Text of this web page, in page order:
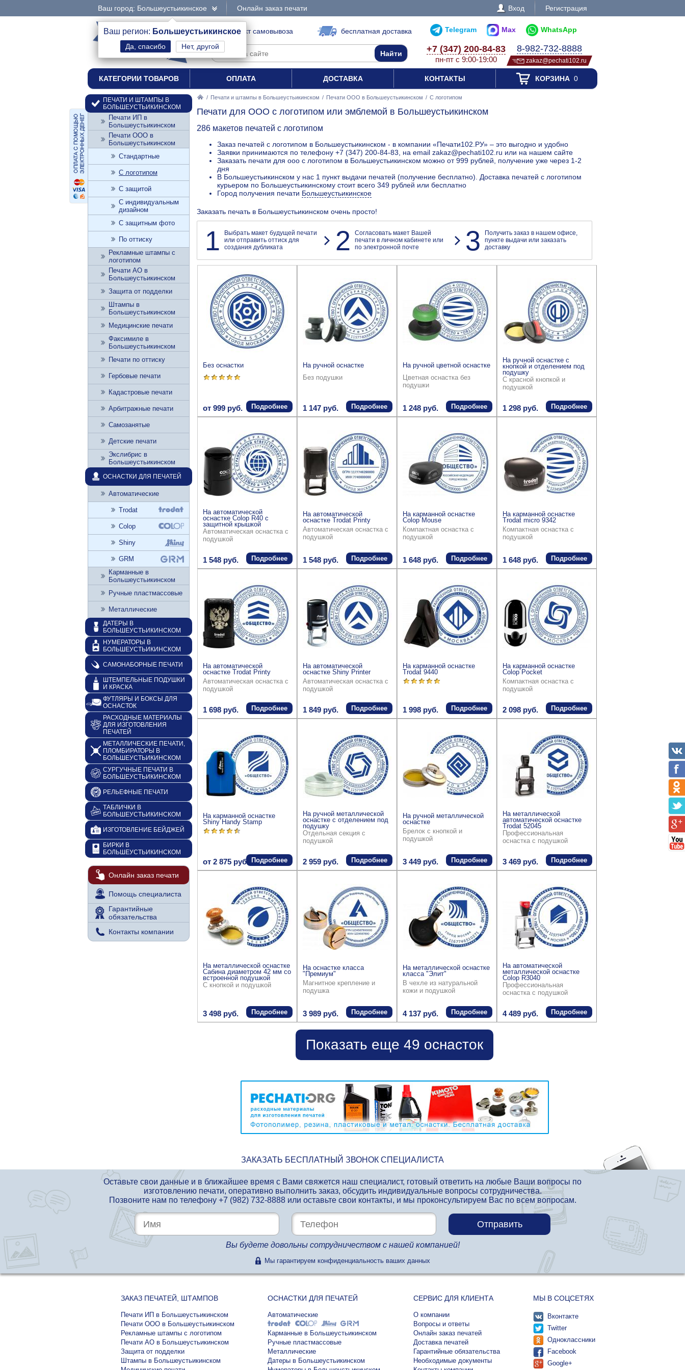
Ваш город: Большеустьикинское
Ваш регион: Большеустьикинское
Нет, другой
Онлайн заказ печати Вход Регистрация
интернет-магазин 1 пункт самовывоза бесплатная доставка Telegram Max WhatsApp
+7 (347) 200-84-83
пн-пт с 9:00-19:00
8-982-732-8888
zakaz@pechati102.ru
КАТЕГОРИИ ТОВАРОВ ОПЛАТА ДОСТАВКА КОНТАКТЫ КОРЗИНА0
/ Печати и штампы в Большеустьикинском / Печати ООО в Большеустьикинском / С логотипом
Печати для ООО с логотипом или эмблемой в Большеустьикинском
286 макетов печатей с логотипом
Заказ печатей с логотипом в Большеустьикинском - в компании «Печати102.РУ» – это выгодно и удобно
Заявки принимаются по телефону +7 (347) 200-84-83, на email zakaz@pechati102.ru или на нашем сайте
Заказать печати для ооо с логотипом в Большеустьикинском можно от 999 рублей, получение уже через 1-2
дня
В Большеустьикинском у нас 1 пункт выдачи печатей (получение бесплатно). Доставка печатей с логотипом
курьером по Большеустьикинскому стоит всего 349 рублей или бесплатно
Город получения печати Большеустьикинское
Заказать печать в Большеустьикинском очень просто!
1
Выбрать макет будущей печати
или отправить оттиск для
создания дубликата
2
Согласовать макет Вашей
печати в личном кабинете или
по электронной почте
3
Получить заказ в нашем офисе,
пункте выдачи или заказать
доставку
Без оснастки
от 999 руб. Подробнее
На ручной оснастке
Без подушки
1 147 руб. Подробнее
На ручной цветной оснастке
Цветная оснастка без
подушки
1 248 руб. Подробнее
На ручной оснастке с
кнопкой и отделением под
подушку
С красной кнопкой и
подушкой
1 298 руб. Подробнее
На автоматической
оснастке Colop R40 с
защитной крышкой
Автоматическая оснастка с
подушкой
1 548 руб. Подробнее
На автоматической
оснастке Trodat Printy
Автоматическая оснастка с
подушкой
1 548 руб. Подробнее
На карманной оснастке
Colop Mouse
Компактная оснастка с
подушкой
1 648 руб. Подробнее
На карманной оснастке
Trodat micro 9342
Компактная оснастка с
подушкой
1 648 руб. Подробнее
На автоматической
оснастке Trodat Printy
Автоматическая оснастка с
подушкой
1 698 руб. Подробнее
На автоматической
оснастке Shiny Printer
Автоматическая оснастка с
подушкой
1 849 руб. Подробнее
На карманной оснастке
Trodat 9440
1 998 руб. Подробнее
На карманной оснастке
Colop Pocket
Компактная оснастка с
подушкой
2 098 руб. Подробнее
На карманной оснастке
Shiny Handy Stamp
от 2 875 руб. Подробнее
На ручной металлической
оснастке с отделением под
подушку
Отдельная секция с
подушкой
2 959 руб. Подробнее
На ручной металлической
оснастке
Брелок с кнопкой и
подушкой
3 449 руб. Подробнее
На металлической
автоматической оснастке
Trodat 52045
Профессиональная
оснастка с подушкой
3 469 руб. Подробнее
На металлической оснастке
Сабина диаметром 42 мм со
встроенной подушкой
С кнопкой и подушкой
3 498 руб. Подробнее
На оснастке класса
"Премиум"
Магнитное крепление и
подушка
3 989 руб. Подробнее
На металлической оснастке
класса "Элит"
В чехле из натуральной
кожи и подушкой
4 137 руб. Подробнее
На автоматической
металлической оснастке
Colop R3040
Профессиональная
оснастка с подушкой
4 489 руб. Подробнее
Показать еще 49 оснасток
ПЕЧАТИ И ШТАМПЫ В
БОЛЬШЕУСТЬИКИНСКОМ
Печати ИП в
Большеустьикинском
Печати ООО в
Большеустьикинском
Стандартные
С логотипом
С защитой
С индивидуальным
дизайном
С защитным фото
По оттиску
Рекламные штампы с
логотипом
Печати АО в
Большеустьикинском
Защита от подделки
Штампы в
Большеустьикинском
Медицинские печати
Факсимиле в
Большеустьикинском
Печати по оттиску
Гербовые печати
Кадастровые печати
Арбитражные печати
Самозанятые
Детские печати
Экслибрис в
Большеустьикинском
ОСНАСТКИ ДЛЯ ПЕЧАТЕЙ
Автоматические
Trodat
Colop
Shiny
GRM
Карманные в
Большеустьикинском
Ручные пластмассовые
Металлические
ДАТЕРЫ В
БОЛЬШЕУСТЬИКИНСКОМ
НУМЕРАТОРЫ В
БОЛЬШЕУСТЬИКИНСКОМ
САМОНАБОРНЫЕ ПЕЧАТИ
ШТЕМПЕЛЬНЫЕ ПОДУШКИ
И КРАСКА
ФУТЛЯРЫ И БОКСЫ ДЛЯ
ОСНАСТОК
РАСХОДНЫЕ МАТЕРИАЛЫ
ДЛЯ ИЗГОТОВЛЕНИЯ
ПЕЧАТЕЙ
МЕТАЛЛИЧЕСКИЕ ПЕЧАТИ,
ПЛОМБИРАТОРЫ В
БОЛЬШЕУСТЬИКИНСКОМ
СУРГУЧНЫЕ ПЕЧАТИ В
БОЛЬШЕУСТЬИКИНСКОМ
РЕЛЬЕФНЫЕ ПЕЧАТИ
ТАБЛИЧКИ В
БОЛЬШЕУСТЬИКИНСКОМ
ИЗГОТОВЛЕНИЕ БЕЙДЖЕЙ
БИРКИ В
БОЛЬШЕУСТЬИКИНСКОМ
Онлайн заказ печати
Помощь специалиста
Гарантийные
обязательства
Контакты компании
ЗАКАЗАТЬ БЕСПЛАТНЫЙ ЗВОНОК СПЕЦИАЛИСТА
Оставьте свои данные и в ближайшее время с Вами свяжется наш специалист, готовый ответить на любые Ваши вопросы по
изготовлению печати, оперативно выполнить заказ, обсудить индивидуальные вопросы сотрудничества.
Позвоните нам по телефону +7 (982) 732-8888или оставьте свои контакты, и мы проконсультируем Вас по всем вопросам.
Вы будете довольны сотрудничеством с нашей компанией!
Мы гарантируем конфиденциальность ваших данных
ЗАКАЗ ПЕЧАТЕЙ, ШТАМПОВ
Печати ИП в Большеустьикинском
Печати ООО в Большеустьикинском
Рекламные штампы с логотипом
Печати АО в Большеустьикинском
Защита от подделки
Штампы в Большеустьикинском
ОСНАСТКИ ДЛЯ ПЕЧАТЕЙ
Автоматические
Карманные в Большеустьикинском
Ручные пластмассовые
Металлические
Датеры в Большеустьикинском
СЕРВИС ДЛЯ КЛИЕНТА
О компании
Вопросы и ответы
Онлайн заказ печатей
Доставка печатей
Гарантийные обязательства
Необходимые документы
МЫ В СОЦСЕТЯХ
Вконтакте
Twitter
Одноклассники
Facebook
Google+